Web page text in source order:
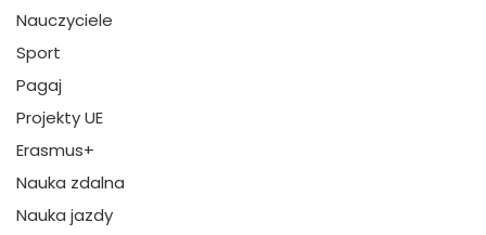
Nauczyciele
Sport
Pagaj
Projekty UE
Erasmus+
Nauka zdalna
Nauka jazdy